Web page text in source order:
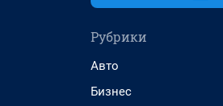
Рубрики
Авто
Бизнес